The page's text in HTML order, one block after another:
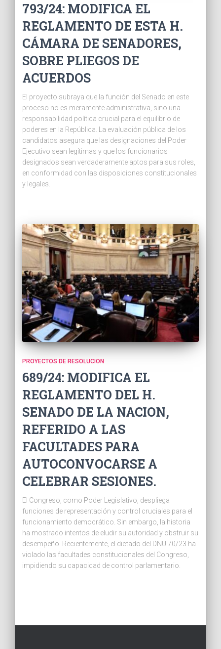
793/24: MODIFICA EL
REGLAMENTO DE ESTA H.
CÁMARA DE SENADORES,
SOBRE PLIEGOS DE
ACUERDOS
El proyecto subraya que la función del Senado en este
proceso no es meramente administrativa, sino una
responsabilidad política crucial para el equilibrio de
poderes en la República. La evaluación pública de los
candidatos asegura que las designaciones del Poder
Ejecutivo sean legítimas y que los funcionarios
designados sean verdaderamente aptos para sus roles,
en conformidad con las disposiciones constitucionales
y legales.
PROYECTOS DE RESOLUCION
689/24: MODIFICA EL
REGLAMENTO DEL H.
SENADO DE LA NACION,
REFERIDO A LAS
FACULTADES PARA
AUTOCONVOCARSE A
CELEBRAR SESIONES.
El Congreso, como Poder Legislativo, despliega
funciones de representación y control cruciales para el
funcionamiento democrático. Sin embargo, la historia
ha mostrado intentos de eludir su autoridad y obstruir su
desempeño. Recientemente, el dictado del DNU 70/23 ha
violado las facultades constitucionales del Congreso,
impidiendo su capacidad de control parlamentario.